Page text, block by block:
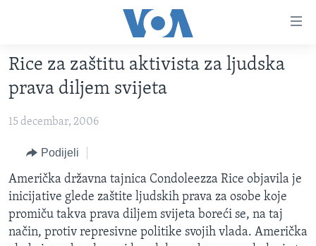
glavni
sadržaj
Pređi
na
navigaciju
Idi
na
pretragu
VIDEO
FOTOGRAFIJE DANA
VIJESTI
SJEDINJENE AMERIČKE DRŽAVE
BOSNA I HERCEGOVINA
SVIJET
NAUKA I TEHNOLOGIJA
SPECIJALNI PROJEKTI
KORUPCIJA
Rice za zaštitu aktivista za ljudska
prava diljem svijeta
15 decembar, 2006
Podijeli
Američka državna tajnica Condoleezza Rice objavila je
inicijative glede zaštite ljudskih prava za osobe koje
promiču takva prava diljem svijeta boreći se, na taj
način, protiv represivne politike svojih vlada. Američka